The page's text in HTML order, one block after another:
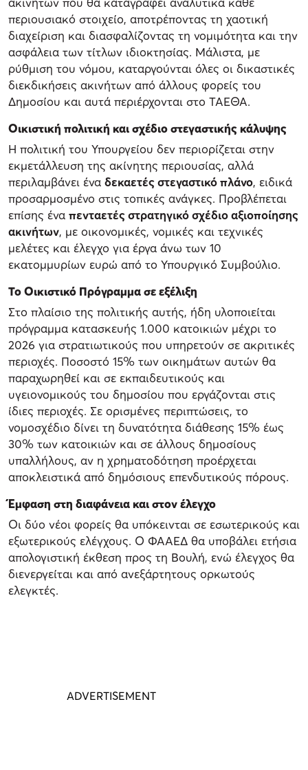
περιουσιακό στοιχείο, αποτρέποντας τη χαοτική
διαχείριση και διασφαλίζοντας τη νομιμότητα και την
ασφάλεια των τίτλων ιδιοκτησίας. Μάλιστα, με
ρύθμιση του νόμου, καταργούνται όλες οι δικαστικές
διεκδικήσεις ακινήτων από άλλους φορείς του
Δημοσίου και αυτά περιέρχονται στο ΤΑΕΘΑ.
Οικιστική πολιτική και σχέδιο στεγαστικής κάλυψης
Η πολιτική του Υπουργείου δεν περιορίζεται στην
εκμετάλλευση της ακίνητης περιουσίας, αλλά
περιλαμβάνει ένα δεκαετές στεγαστικό πλάνο, ειδικά
προσαρμοσμένο στις τοπικές ανάγκες. Προβλέπεται
επίσης ένα πενταετές στρατηγικό σχέδιο αξιοποίησης
ακινήτων, με οικονομικές, νομικές και τεχνικές
μελέτες και έλεγχο για έργα άνω των 10
εκατομμυρίων ευρώ από το Υπουργικό Συμβούλιο.
Το Οικιστικό Πρόγραμμα σε εξέλιξη
Στο πλαίσιο της πολιτικής αυτής, ήδη υλοποιείται
πρόγραμμα κατασκευής 1.000 κατοικιών μέχρι το
2026 για στρατιωτικούς που υπηρετούν σε ακριτικές
περιοχές. Ποσοστό 15% των οικημάτων αυτών θα
παραχωρηθεί και σε εκπαιδευτικούς και
υγειονομικούς του δημοσίου που εργάζονται στις
ίδιες περιοχές. Σε ορισμένες περιπτώσεις, το
νομοσχέδιο δίνει τη δυνατότητα διάθεσης 15% έως
30% των κατοικιών και σε άλλους δημοσίους
υπαλλήλους, αν η χρηματοδότηση προέρχεται
αποκλειστικά από δημόσιους επενδυτικούς πόρους.
Έμφαση στη διαφάνεια και στον έλεγχο
Οι δύο νέοι φορείς θα υπόκεινται σε εσωτερικούς και
εξωτερικούς ελέγχους. Ο ΦΑΑΕΔ θα υποβάλει ετήσια
απολογιστική έκθεση προς τη Βουλή, ενώ έλεγχος θα
διενεργείται και από ανεξάρτητους ορκωτούς
ελεγκτές.